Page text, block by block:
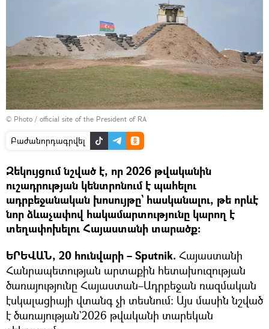
© Photo / official site of the President of RA
Բաժանորդագրվել
Զեկույցում նշված է, որ 2026 թվականին
ուշադրության կենտրոնում է պահելու
ադրբեջանական խոսույթը` հասկանալու, թե որևէ
նոր ձևաչափով հակամարտությունը կարող է
տեղափոխելու Հայաստանի տարածք։
ԵՐԵՎԱՆ, 20 հունվարի – Sputnik. Հայաստանի
Հանրապետության արտաքին հետախուզության
ծառայությունը Հայաստան–Ադրբեջան ռազմական
էսկալացիայի վտանգ չի տեսնում։ Այս մասին նշված
է ծառայության`2026 թվականի տարեկան